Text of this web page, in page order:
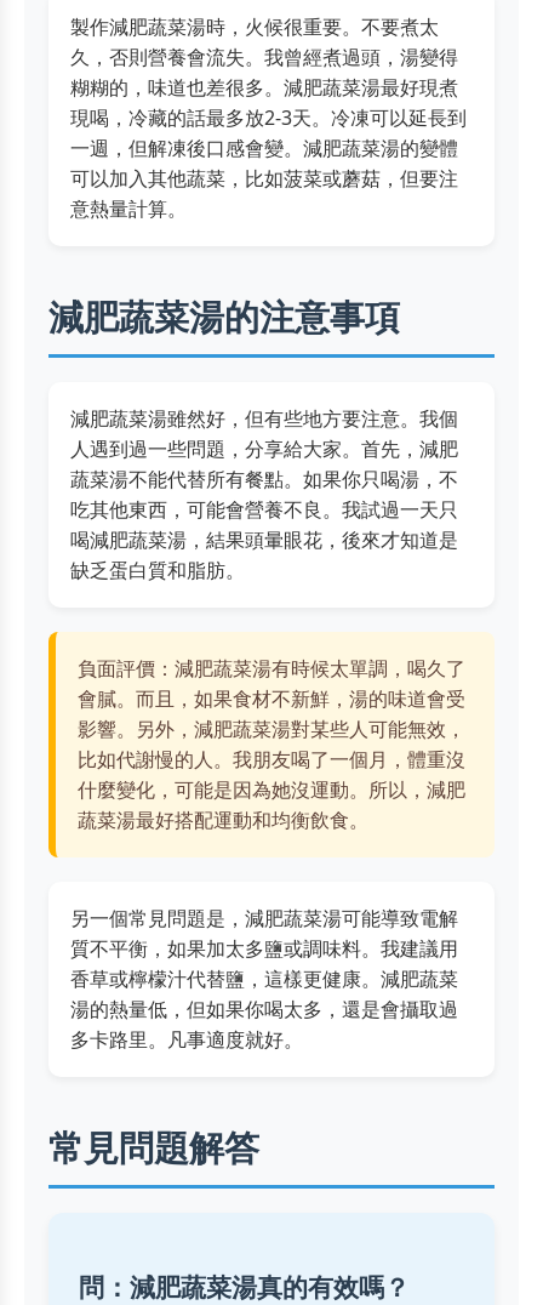
製作減肥蔬菜湯時，火候很重要。不要煮太
久，否則營養會流失。我曾經煮過頭，湯變得
糊糊的，味道也差很多。減肥蔬菜湯最好現煮
現喝，冷藏的話最多放2-3天。冷凍可以延長到
一週，但解凍後口感會變。減肥蔬菜湯的變體
可以加入其他蔬菜，比如菠菜或蘑菇，但要注
意熱量計算。
減肥蔬菜湯的注意事項
減肥蔬菜湯雖然好，但有些地方要注意。我個
人遇到過一些問題，分享給大家。首先，減肥
蔬菜湯不能代替所有餐點。如果你只喝湯，不
吃其他東西，可能會營養不良。我試過一天只
喝減肥蔬菜湯，結果頭暈眼花，後來才知道是
缺乏蛋白質和脂肪。
負面評價：減肥蔬菜湯有時候太單調，喝久了
會膩。而且，如果食材不新鮮，湯的味道會受
影響。另外，減肥蔬菜湯對某些人可能無效，
比如代謝慢的人。我朋友喝了一個月，體重沒
什麼變化，可能是因為她沒運動。所以，減肥
蔬菜湯最好搭配運動和均衡飲食。
另一個常見問題是，減肥蔬菜湯可能導致電解
質不平衡，如果加太多鹽或調味料。我建議用
香草或檸檬汁代替鹽，這樣更健康。減肥蔬菜
湯的熱量低，但如果你喝太多，還是會攝取過
多卡路里。凡事適度就好。
常見問題解答
問：減肥蔬菜湯真的有效嗎？